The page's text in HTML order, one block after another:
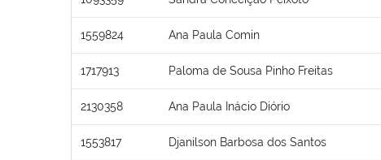
1559824 Ana Paula Comin
1717913 Paloma de Sousa Pinho Freitas
2130358 Ana Paula Inácio Diório
1553817 Djanilson Barbosa dos Santos